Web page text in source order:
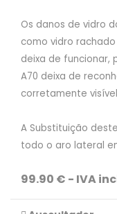
Os danos de vidro
como vidro
deixa de funcionar,
A70 deixa de
corretamente
A Substituição
todo o aro lateral
99.90 € - IVA